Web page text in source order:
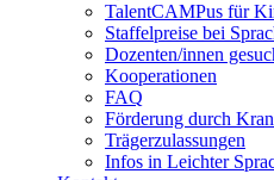
TalentCAMPus für
Staffelpreise bei
Dozenten/innen
Kooperationen
FAQ
Förderung durch
Trägerzulassungen
Infos in Leichter